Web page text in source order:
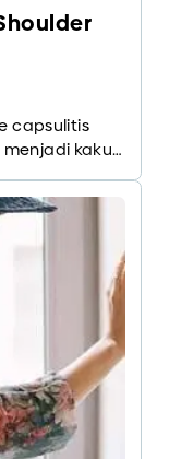
Shoulder
capsulitis
kaku,
arah.